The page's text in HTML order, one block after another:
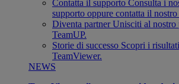
Contatta il supporto Consulta i
supporto oppure contatta il nostro
Diventa partner Unisciti al nostro
TeamUP.
Storie di successo Scopri i
TeamViewer.
NEWS